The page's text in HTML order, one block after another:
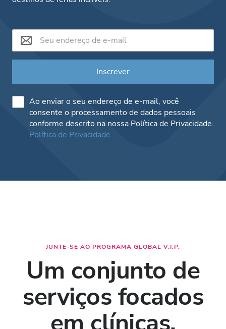
Inscrever
Ao enviar o seu endereço de e-mail, você
consente o processamento de dados pessoais
conforme descrito na nossa Política de Privacidade.
Política de Privacidade
JUNTE-SE AO PROGRAMA GLOBAL V.I.P.
Um conjunto de
serviços focados